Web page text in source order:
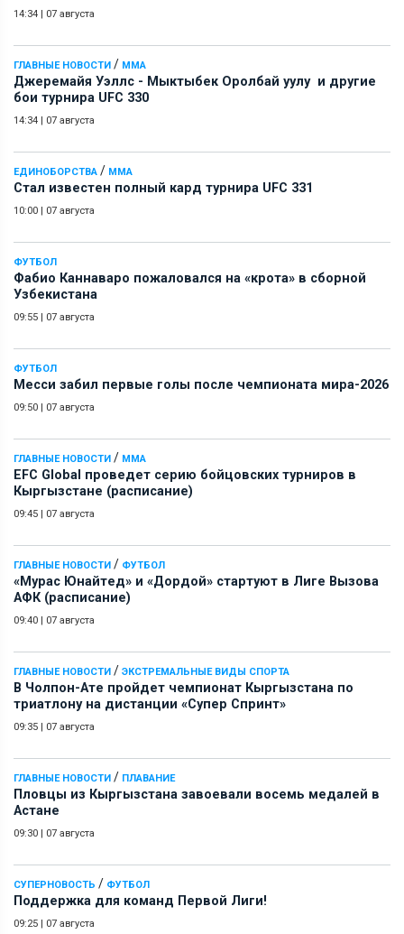
14:34 | 07 августа
ГЛАВНЫЕ НОВОСТИ / ММА
Джеремайя Уэллс - Мыктыбек Оролбай уулу и другие
бои турнира UFC 330
14:34 | 07 августа
ЕДИНОБОРСТВА / ММА
Стал известен полный кард турнира UFC 331
10:00 | 07 августа
ФУТБОЛ
Фабио Каннаваро пожаловался на «крота» в сборной
Узбекистана
09:55 | 07 августа
ФУТБОЛ
Месси забил первые голы после чемпионата мира-2026
09:50 | 07 августа
ГЛАВНЫЕ НОВОСТИ / ММА
EFC Global проведет серию бойцовских турниров в
Кыргызстане (расписание)
09:45 | 07 августа
ГЛАВНЫЕ НОВОСТИ / ФУТБОЛ
«Мурас Юнайтед» и «Дордой» стартуют в Лиге Вызова
АФК (расписание)
09:40 | 07 августа
ГЛАВНЫЕ НОВОСТИ / ЭКСТРЕМАЛЬНЫЕ ВИДЫ СПОРТА
В Чолпон-Ате пройдет чемпионат Кыргызстана по
триатлону на дистанции «Супер Спринт»
09:35 | 07 августа
ГЛАВНЫЕ НОВОСТИ / ПЛАВАНИЕ
Пловцы из Кыргызстана завоевали восемь медалей в
Астане
09:30 | 07 августа
СУПЕРНОВОСТЬ / ФУТБОЛ
Поддержка для команд Первой Лиги!
09:25 | 07 августа